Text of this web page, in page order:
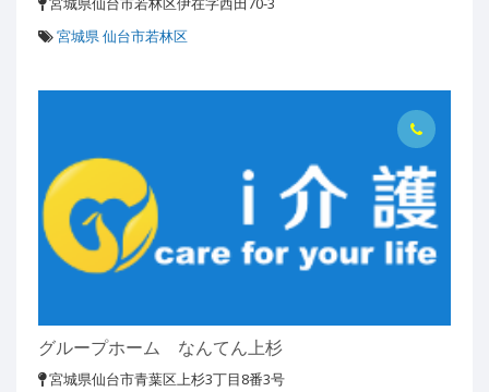
宮城県 仙台市若林区
グループホーム なんてん上杉
宮城県仙台市青葉区上杉3丁目8番3号